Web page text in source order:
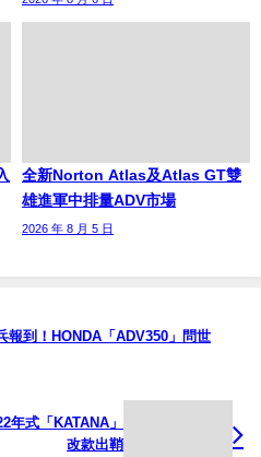
全新Norton Atlas及Atlas GT雙
雄進軍中排量ADV市場
2026 年 8 月 5 日
報到！HONDA「ADV350」問世
年式「KATANA」
改款出鞘